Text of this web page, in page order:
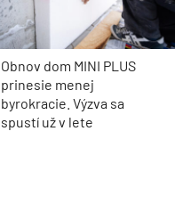
Obnov dom MINI PLUS
prinesie menej
byrokracie. Výzva sa
spustí už v lete